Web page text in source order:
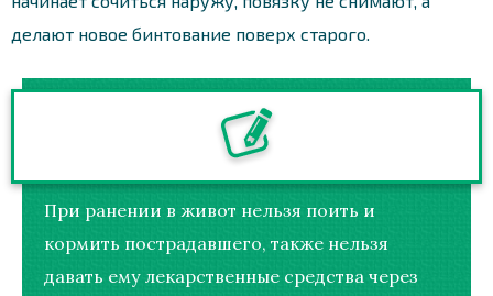
делают новое бинтование поверх старого.
При ранении в живот нельзя поить и
кормить пострадавшего, также нельзя
давать ему лекарственные средства через